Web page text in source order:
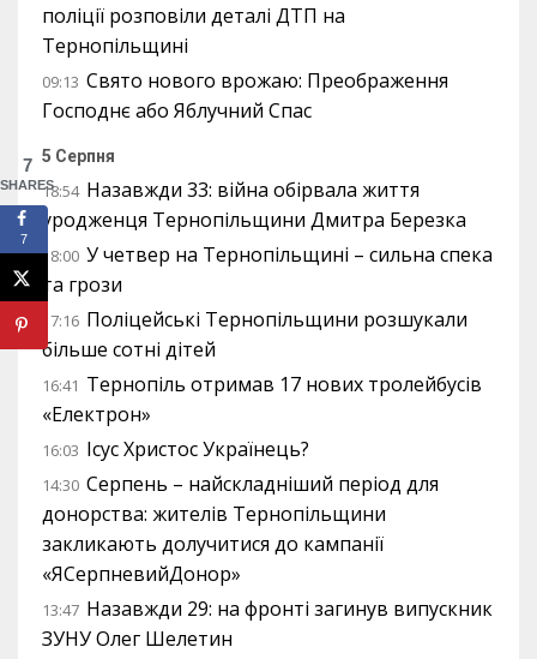
поліції розповіли деталі ДТП на
Тернопільщині
09:13 Свято нового врожаю: Преображення
Господнє або Яблучний Спас
5 Серпня
18:54 Назавжди 33: війна обірвала життя
уродженця Тернопільщини Дмитра Березка
18:00 У четвер на Тернопільщині – сильна спека
та грози
17:16 Поліцейські Тернопільщини розшукали
більше сотні дітей
16:41 Тернопіль отримав 17 нових тролейбусів
«Електрон»
16:03 Ісус Христос Українець?
14:30 Серпень – найскладніший період для
донорства: жителів Тернопільщини
закликають долучитися до кампанії
«ЯСерпневийДонор»
13:47 Назавжди 29: на фронті загинув випускник
ЗУНУ Олег Шелетин
7
SHARES
7